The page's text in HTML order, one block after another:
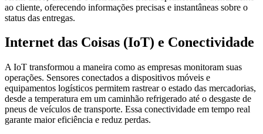
ao cliente, oferecendo informações precisas e instantâneas sobre o
status das entregas.
Internet das Coisas (IoT) e Conectividade
A IoT transformou a maneira como as empresas monitoram suas
operações. Sensores conectados a dispositivos móveis e
equipamentos logísticos permitem rastrear o estado das mercadorias,
desde a temperatura em um caminhão refrigerado até o desgaste de
pneus de veículos de transporte. Essa conectividade em tempo real
garante maior eficiência e reduz perdas.